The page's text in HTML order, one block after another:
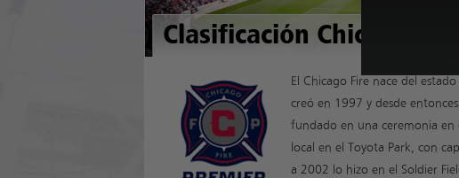
Clasificación Chicago Fire
El Chicago Fire nace del
creó en 1997 y desde
fundado en una ceremonia en
local en el Toyota Park, con
a 2002 lo hizo en el Soldier